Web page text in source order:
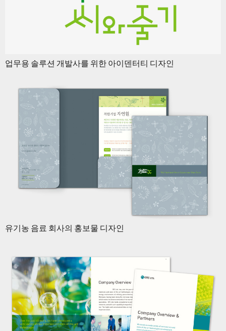
업무용 솔루션 개발사를 위한 아이덴터티 디자인
유기농 음료 회사의 홍보물 디자인